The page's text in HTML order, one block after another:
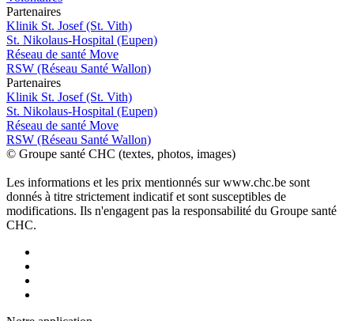
Partenaires
Klinik St. Josef (St. Vith)
St. Nikolaus-Hospital (Eupen)
Réseau de santé Move
RSW (Réseau Santé Wallon)
Partenaires
Klinik St. Josef (St. Vith)
St. Nikolaus-Hospital (Eupen)
Réseau de santé Move
RSW (Réseau Santé Wallon)
© Groupe santé CHC (textes, photos, images)
Les informations et les prix mentionnés sur www.chc.be sont
donnés à titre strictement indicatif et sont susceptibles de
modifications. Ils n'engagent pas la responsabilité du Groupe santé
CHC.